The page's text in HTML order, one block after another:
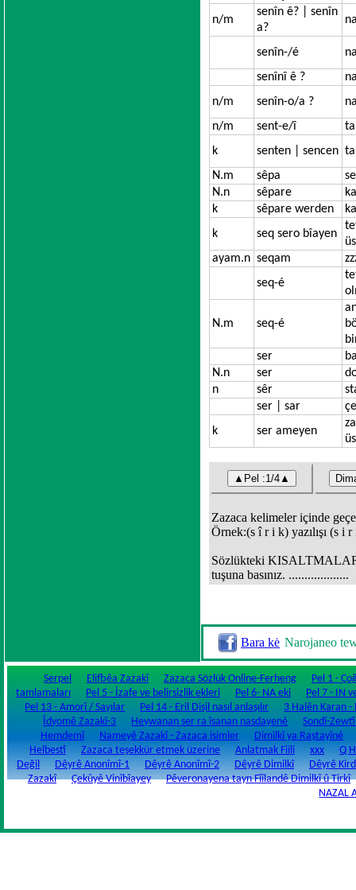
n/m
senîn ê? | senîn
a?
senîn-/é
senînî ê ?
n/m
senîn-o/a ?
n/m
sent-e/î
k
senten | sencen
N.m
sêpa
N.n
sêpare
k
sêpare werden
k
seq sero bîayen
ayam.n seqam
seq-é
N.m seq-é
ser
N.n
ser
n
sêr
ser | sar
k
ser ameyen
Zazaca kelimeler içinde
Örnek:(s î r i k) yazılışı (s i
Sözlükteki
tuşuna basınız. ...................
Bara kė Narojaneo
Serpel Elifbêa Zazakî Zazaca Sözlük Online-Ferheng
Pel 1 -
tamlamaları
Pel 5 - İzafe ve belirsizlik ekleri Pel 6- NA eki
Pel 7 - IN
Pel 13 - Amorî / Sayılar
Pel 14 - Eril Dişil nasıl anlaşılır
3 Halên Karan -
Îdyomê Zazakî-3
Heywanan ser ra îsanan nasdayené
Sondî-
Hemdemî
Nameyê Zazakî - Zazaca isimler
Dimilkî ya Raştayîné
Helbestî
Zazaca teşekkür etmek üzerine Anlatmak Fiili xxx
Q
Değil
Dêyrê Anonîmî-1 Dêyrê Anonîmî-2 Dêyrê Dimilkî
Dêyrê
Zazakî
Çekûyê Vinîbîayey
Pêveronayena tayn Fîîlandê Dimilkî û Tirkî
NAZAL